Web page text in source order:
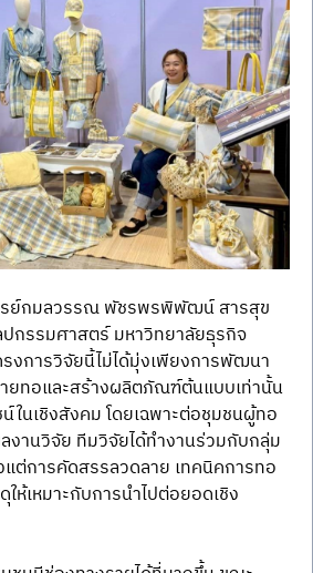
รย์กมลวรรณ พัชรพรพิพัฒน์ สารสุข
กรรมศาสตร์ มหาวิทยาลัยธุรกิจ
งการวิจัยนี้ไม่ได้มุ่งเพียงการพัฒนา
ทอและสร้างผลิตภัณฑ์ต้นแบบเท่านั้น
ในเชิงสังคม โดยเฉพาะต่อชุมชนผู้ทอ
านวิจัย ทีมวิจัยได้ทำงานร่วมกับกลุ่ม
ต่การคัดสรรลวดลาย เทคนิคการทอ
ห้เหมาะกับการนำไปต่อยอดเชิง